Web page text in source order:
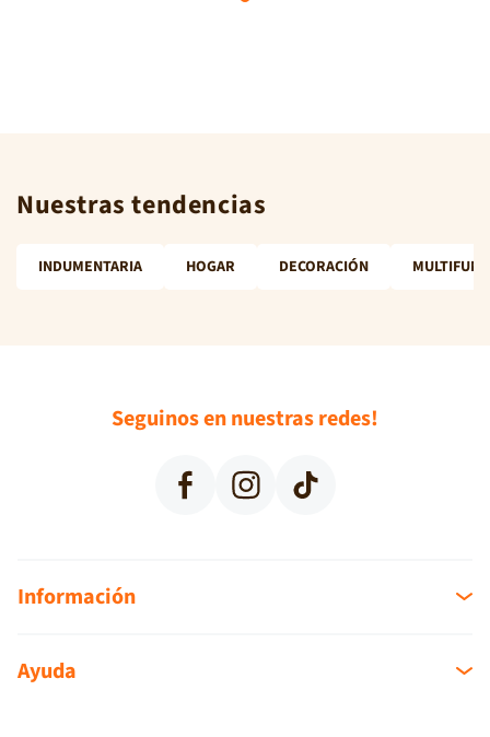
elegante. Cuidados: Lavado a máquina con agua fría.
Nuestras tendencias
INDUMENTARIA HOGAR DECORACIÓN
Seguinos en nuestras redes!
Facebook Instagram TikTok
Información
Sucursales
Ayuda